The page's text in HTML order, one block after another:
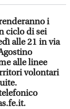
i
ciclo di sei
alle 21 in via
alle linee
volontari